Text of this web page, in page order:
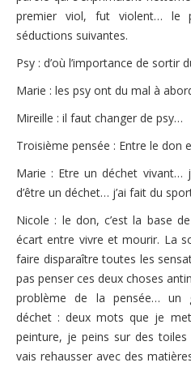
premier viol, fut violent… le
séductions suivantes.
Psy : d’où l’importance de sortir
Marie : les psy ont du mal à
Mireille : il faut changer de psy…
Troisième pensée : Entre le don
Marie : Etre un déchet vivant…
d’être un déchet… j’ai fait du
Nicole : le don, c’est la base
écart entre vivre et mourir. La
faire disparaître toutes les
pas penser ces deux choses
problème de la pensée… un
déchet : deux mots que je
peinture, je peins sur des
vais rehausser avec des